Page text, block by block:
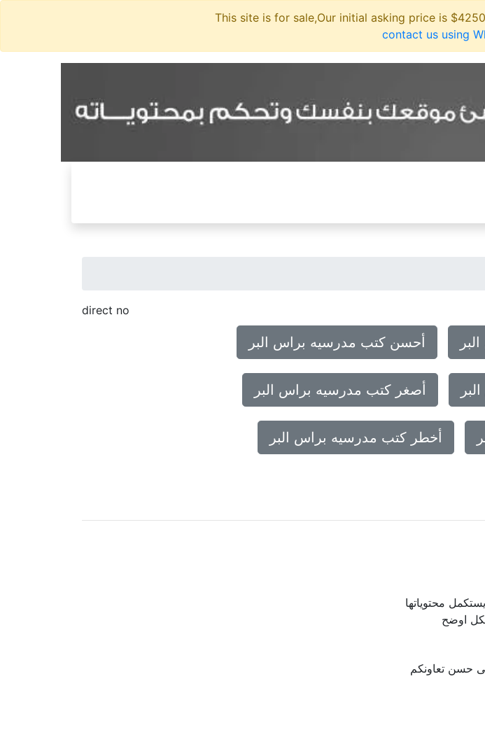
contact us using
direct no
أحسن كتب مدرسيه براس البر
أصغر كتب مدرسيه براس البر
أخطر كتب مدرسيه براس البر
محتوياتها
اوضح
حسن تعاونكم